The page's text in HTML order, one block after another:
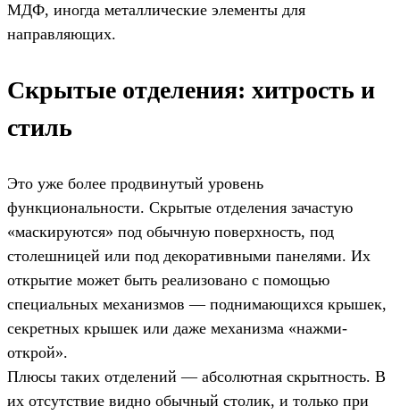
МДФ, иногда металлические элементы для
направляющих.
Скрытые отделения: хитрость и
стиль
Это уже более продвинутый уровень
функциональности. Скрытые отделения зачастую
«маскируются» под обычную поверхность, под
столешницей или под декоративными панелями. Их
открытие может быть реализовано с помощью
специальных механизмов — поднимающихся крышек,
секретных крышек или даже механизма «нажми-
открой».
Плюсы таких отделений — абсолютная скрытность. В
их отсутствие видно обычный столик, и только при